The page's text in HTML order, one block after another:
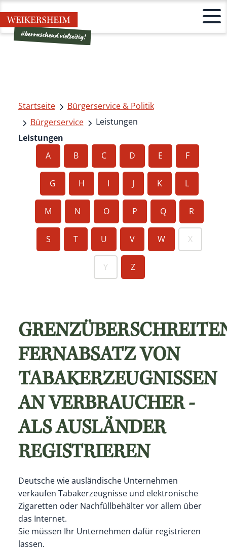
Startseite
Bürgerservice & Politik
Bürgerservice
Leistungen
Leistungen
A
B C D E F
G H I J K L
M N O P Q R
S T U V W X
Y Z
FERNABSATZ VON
TABAKERZEUGNISSEN
AN VERBRAUCHER -
ALS AUSLÄNDER
REGISTRIEREN
Deutsche wie ausländische Unternehmen
verkaufen Tabakerzeugnisse und elektronische
Zigaretten oder Nachfüllbehälter vor allem über
das Internet.
Sie müssen Ihr Unternehmen dafür registrieren
lassen.